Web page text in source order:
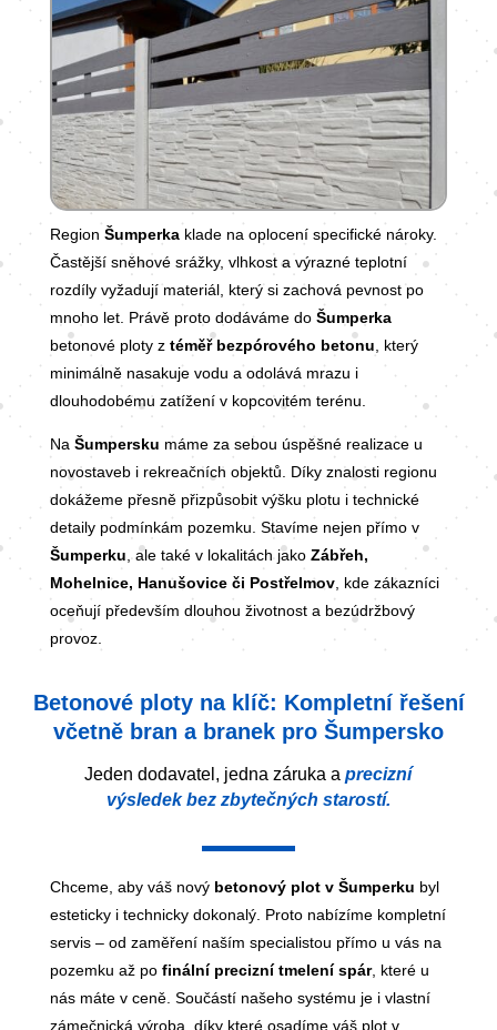
Region Šumperkaklade na oplocení specifické nároky.
Častější sněhové srážky, vlhkost a výrazné teplotní
rozdíly vyžadují materiál, který si zachová pevnost po
mnoho let. Právě proto dodáváme do Šumperka
betonové ploty z téměř bezpórového betonu , který
minimálně nasakuje vodu a odolává mrazu i
dlouhodobému zatížení v kopcovitém terénu.
Na Šumpersku máme za sebou úspěšné realizace u
novostaveb i rekreačních objektů. Díky znalosti regionu
dokážeme přesně přizpůsobit výšku plotu i technické
detaily podmínkám pozemku. Stavíme nejen přímo v
Šumperku , ale také v lokalitách jako Zábřeh,
Mohelnice, Hanušovice či Postřelmov, kde zákazníci
oceňují především dlouhou životnost a bezúdržbový
provoz.
Betonové ploty na klíč: Kompletní řešení
včetně bran a branek pro Šumpersko
Jeden dodavatel, jedna záruka aprecizní
výsledek bez zbytečných starostí.
Chceme, aby váš nový betonový plot v Šumperku byl
esteticky i technicky dokonalý. Proto nabízíme kompletní
servis – od zaměření naším specialistou přímo u vás na
pozemku až po finální precizní tmelení spár, které u
nás máte v ceně. Součástí našeho systému je i vlastní
zámečnická výroba, díky které osadíme váš plot v